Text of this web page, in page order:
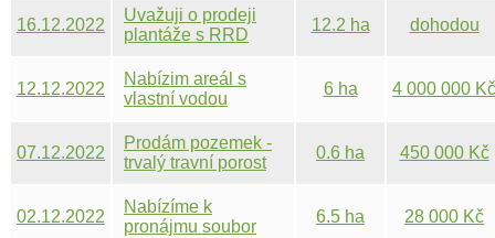
vodni tok u
chmelnice
16.12.2022
Uvažuji o prodeji
plantáže s RRD
Nyní plantáž
připravena na
dohodou.
12.2 ha dohodou
12.12.2022
Nabízim areál s
vlastní vodou
skladovací
zastřešené prostory
možnost dalších
staveb vhodné pro
chov koní a pod.
6 ha 4 000 000 Kč
07.12.2022
Prodám pozemek -
trvalý travní porost
parcela 2168
celkem 5743 m
0.6 ha 450 000 Kč
02.12.2022
Nabízíme k
pronájmu soubor
6.5 ha 28 000 Kč